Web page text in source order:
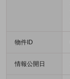
物件ID
情報公開日